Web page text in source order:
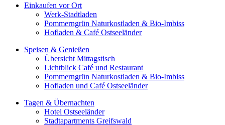
Einkaufen vor Ort
Werk-Stadtladen
Pommerngrün Naturkostladen & Bio-Imbiss
Hofladen & Café Ostseeländer
Speisen & Genießen
Übersicht Mittagstisch
Lichtblick Café und Restaurant
Pommerngrün Naturkostladen & Bio-Imbiss
Hofladen und Café Ostseeländer
Tagen & Übernachten
Hotel Ostseeländer
Stadtapartments Greifswald